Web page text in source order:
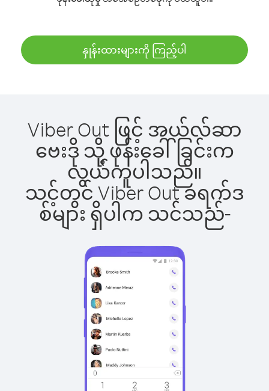
နှုန်းထားများကို ကြည့်ပါ
Viber Out ဖြင့် အယ်လ်ဆာ
ဗေးဒို သို့ ဖုန်းခေါ်ခြင်းက
လွယ်ကူပါသည်။
သင့်တွင် Viber Out ခရက်ဒ
စ်များ ရှိပါက သင်သည်-